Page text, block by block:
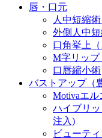
唇・口元
人中短縮
外側人中短
口角挙上（
M字リップ
口唇縮小術
バストアップ（
Motivaエ
ハイブリ
注入)
ビューテ